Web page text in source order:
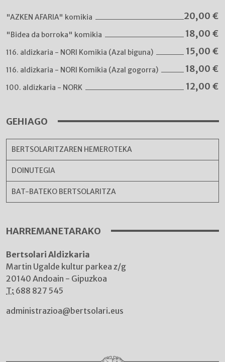
"AZKEN AFARIA" komikia 20,00 €
"Bidea da borroka" komikia 18,00 €
116. aldizkaria - NORI Komikia (Azal biguna) 15,00 €
116. aldizkaria - NORI Komikia (Azal gogorra) 18,00 €
100. aldizkaria - NORK 12,00 €
GEHIAGO
BERTSOLARITZAREN HEMEROTEKA
DOINUTEGIA
BAT-BATEKO BERTSOLARITZA
HARREMANETARAKO
Bertsolari Aldizkaria
Martin Ugalde kultur parkea z/g
20140 Andoain - Gipuzkoa
T: 688 827 545
administrazioa@bertsolari.eus